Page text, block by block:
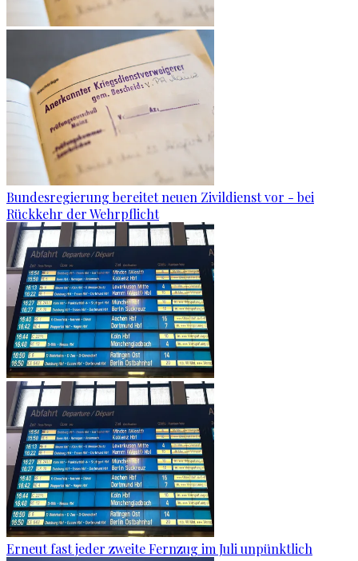
Bundesregierung bereitet neuen Zivildienst vor - bei
Rückkehr der Wehrpflicht
Erneut fast jeder zweite Fernzug im Juli unpünktlich